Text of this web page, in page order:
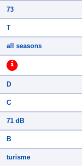
73
T
all seasons
D
C
71 dB
B
turisme